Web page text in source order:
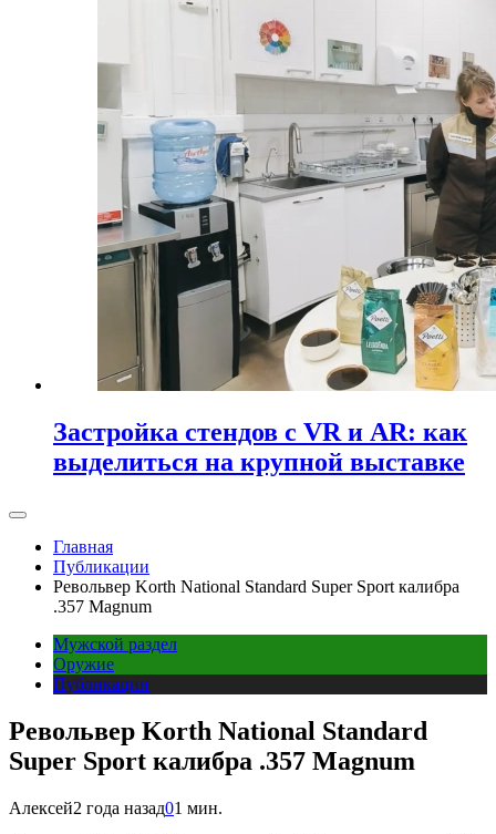
Застройка стендов с VR и AR: как
выделиться на крупной выставке
Главная
Публикации
Револьвер Korth National Standard Super Sport калибра
.357 Magnum
Мужской раздел
Оружие
Публикации
Револьвер Korth National Standard
Super Sport калибра .357 Magnum
Алексей2 года назад01 мин.